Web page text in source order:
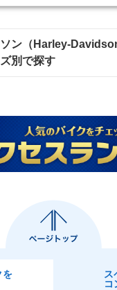
ン（Harley-
別で探す
を
ス
コ